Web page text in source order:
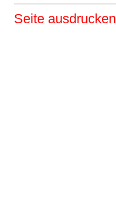
Seite ausdrucken